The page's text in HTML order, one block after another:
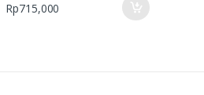
Rp715,000